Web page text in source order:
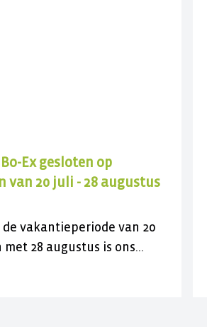
Ex gesloten op
van 20 juli - 28 augustus
de vakantieperiode van 20
28 augustus is ons